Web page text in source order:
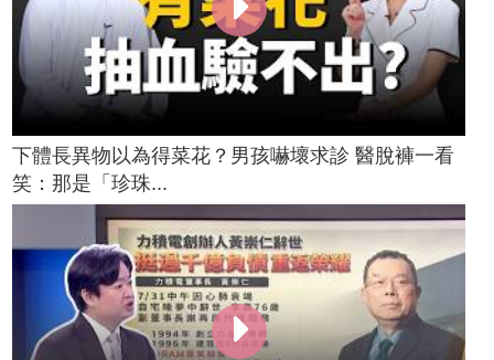
下體長異物以為得菜花？男孩嚇壞求診 醫脫褲一看
笑：那是「珍珠...